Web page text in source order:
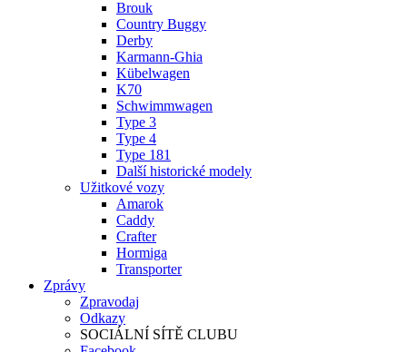
Brouk
Country Buggy
Derby
Karmann-Ghia
Kübelwagen
K70
Schwimmwagen
Type 3
Type 4
Type 181
Další historické modely
Užitkové vozy
Amarok
Caddy
Crafter
Hormiga
Transporter
Zprávy
Zpravodaj
Odkazy
SOCIÁLNÍ SÍTĚ CLUBU